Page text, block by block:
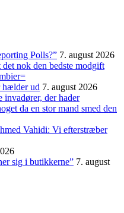
Polls?” 7. august 2026
nok den bedste modgift
hælder ud 7. august 2026
invadører, der hader
da en stor mand smed den
Vahidi: Vi efterstræber
sig i butikkerne” 7. august